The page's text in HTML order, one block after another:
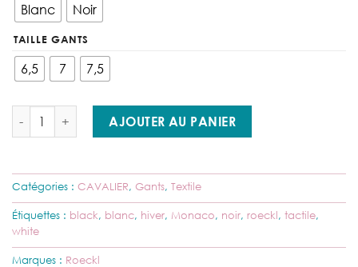
Blanc Noir
TAILLE GANTS
6,5 7 7,5
quantité de Roeckl - Gants Monaco (blanc ou noir)
AJOUTER AU PANIER
Catégories : CAVALIER, Gants, Textile
Étiquettes : black, blanc, hiver, Monaco, noir, roeckl, tactile,
white
Marques : Roeckl